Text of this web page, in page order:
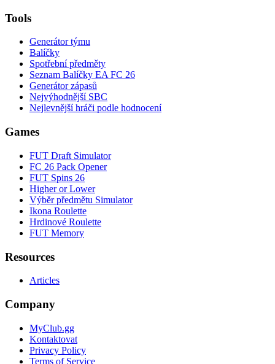
Tools
Generátor týmu
Balíčky
Spotřební předměty
Seznam Balíčky EA FC 26
Generátor zápasů
Nejvýhodnější SBC
Nejlevnější hráči podle hodnocení
Games
FUT Draft Simulator
FC 26 Pack Opener
FUT Spins 26
Higher or Lower
Výběr předmětu Simulator
Ikona Roulette
Hrdinové Roulette
FUT Memory
Resources
Articles
Company
MyClub.gg
Kontaktovat
Privacy Policy
Terms of Service